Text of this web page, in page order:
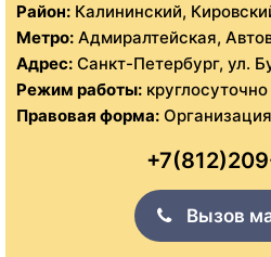
Район: Калининский,
Метро: Адмиралтейская,
Адрес: Санкт-Петербург, ул.
Режим работы: круглосуточно
Правовая форма:
Вызов